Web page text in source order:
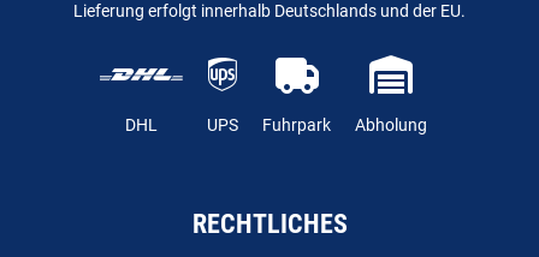
Lieferung erfolgt innerhalb Deutschlands und der EU.
DHL UPS Fuhrpark Abholung
RECHTLICHES